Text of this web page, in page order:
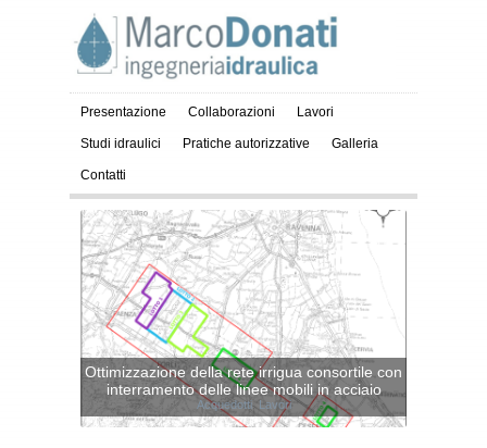
Presentazione Collaborazioni Lavori
Studi idraulici Pratiche autorizzative Galleria
Contatti
Ottimizzazione della rete irrigua consortile con
interramento delle linee mobili in acciaio
Acquedotti,Lavori